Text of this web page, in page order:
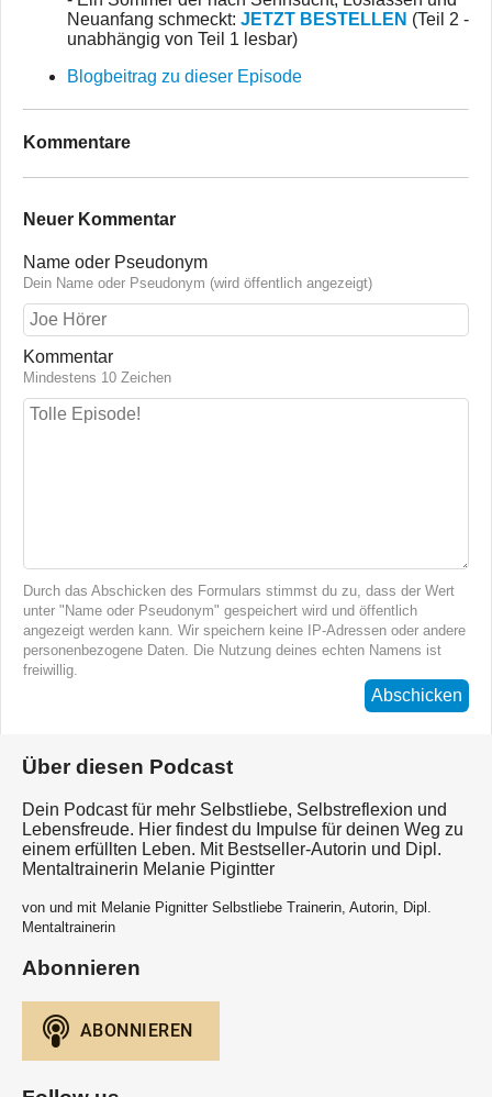
Neuanfang schmeckt: JETZT BESTELLEN (Teil 2 -
unabhängig von Teil 1 lesbar)
Blogbeitrag zu dieser Episode
Kommentare
Neuer Kommentar
Name oder Pseudonym
Dein Name oder Pseudonym (wird öffentlich angezeigt)
Kommentar
Mindestens 10 Zeichen
Durch das Abschicken des Formulars stimmst du zu, dass der Wert
unter "Name oder Pseudonym" gespeichert wird und öffentlich
angezeigt werden kann. Wir speichern keine IP-Adressen oder andere
personenbezogene Daten. Die Nutzung deines echten Namens ist
freiwillig.
Abschicken
Über diesen Podcast
Dein Podcast für mehr Selbstliebe, Selbstreflexion und
Lebensfreude. Hier findest du Impulse für deinen Weg zu
einem erfüllten Leben. Mit Bestseller-Autorin und Dipl.
Mentaltrainerin Melanie Pigintter
von und mit Melanie Pignitter Selbstliebe Trainerin, Autorin, Dipl.
Mentaltrainerin
Abonnieren